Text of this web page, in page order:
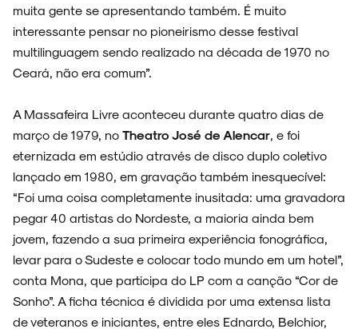
muita gente se apresentando também. É muito
interessante pensar no pioneirismo desse festival
multilinguagem sendo realizado na década de 1970 no
Ceará, não era comum”.
A Massafeira Livre aconteceu durante quatro dias de
março de 1979, no Theatro José de Alencar , e foi
eternizada em estúdio através de disco duplo coletivo
lançado em 1980, em gravação também inesquecível:
“Foi uma coisa completamente inusitada: uma gravadora
pegar 40 artistas do Nordeste, a maioria ainda bem
jovem, fazendo a sua primeira experiência fonográfica,
levar para o Sudeste e colocar todo mundo em um hotel”,
conta Mona, que participa do LP com a canção “Cor de
Sonho”. A ficha técnica é dividida por uma extensa lista
de veteranos e iniciantes, entre eles Ednardo, Belchior,